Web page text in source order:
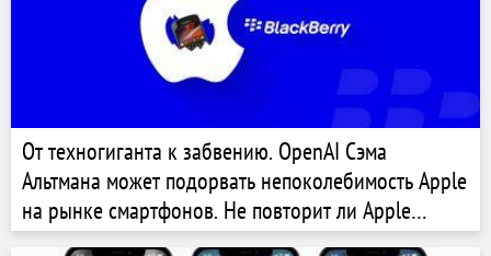
От техногиганта к забвению. OpenAI Сэма
Альтмана может подорвать непоколебимость Apple
на рынке смартфонов. Не повторит ли Apple
судьбу некогда величественной BlackBerry?